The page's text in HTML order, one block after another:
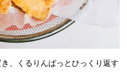
、くるりんぱっとひっくり返す